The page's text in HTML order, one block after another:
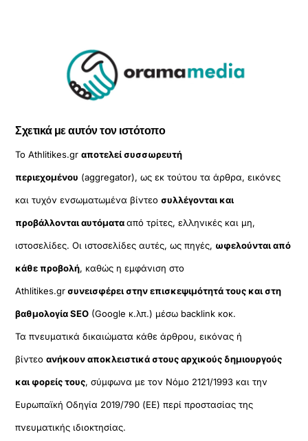
Σχετικά με αυτόν τον ιστότοπο
Το Athlitikes.grαποτελεί συσσωρευτή
περιεχομένου (aggregator), ως εκ τούτου τα άρθρα, εικόνες
και τυχόν ενσωματωμένα βίντεοσυλλέγονται και
προβάλλονται αυτόματααπό τρίτες, ελληνικές και μη,
ιστοσελίδες. Οι ιστοσελίδες αυτές, ως πηγές, ωφελούνται από
κάθε προβολή, καθώς η εμφάνιση στο
Athlitikes.grσυνεισφέρει στην επισκεψιμότητά τους και στη
βαθμολογία SEO (Google κ.λπ.) μέσω backlink κοκ.
Τα πνευματικά δικαιώματα κάθε άρθρου, εικόνας ή
βίντεοανήκουν αποκλειστικά στους αρχικούς δημιουργούς
και φορείς τους, σύμφωνα με τον Νόμο 2121/1993 και την
Ευρωπαϊκή Οδηγία 2019/790 (ΕΕ) περί προστασίας της
πνευματικής ιδιοκτησίας.